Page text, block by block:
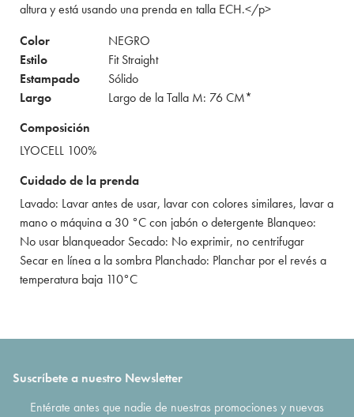
altura y está usando una prenda en talla ECH.</p>
Color
NEGRO
Estilo
Fit Straight
Estampado
Sólido
Largo
Largo de la Talla M: 76 CM*
Composición
LYOCELL 100%
Cuidado de la prenda
Lavado: Lavar antes de usar, lavar con colores similares, lavar a
mano o máquina a 30 °C con jabón o detergente Blanqueo:
No usar blanqueador Secado: No exprimir, no centrifugar
Secar en línea a la sombra Planchado: Planchar por el revés a
temperatura baja 110°C
Suscríbete a nuestro Newsletter
Entérate antes que nadie de nuestras promociones y nuevas